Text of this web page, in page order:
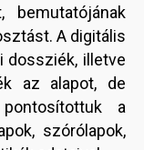
bemutatójának
A digitális
dossziék, illetve
az alapot, de
a
szórólapok,